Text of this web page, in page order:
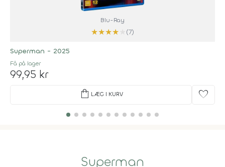
Blu-Ray
★★★★
(7)
Superman - 2025
Få på lager
99,95 kr
shopping_bag LÆG I KURV favorite
Superman